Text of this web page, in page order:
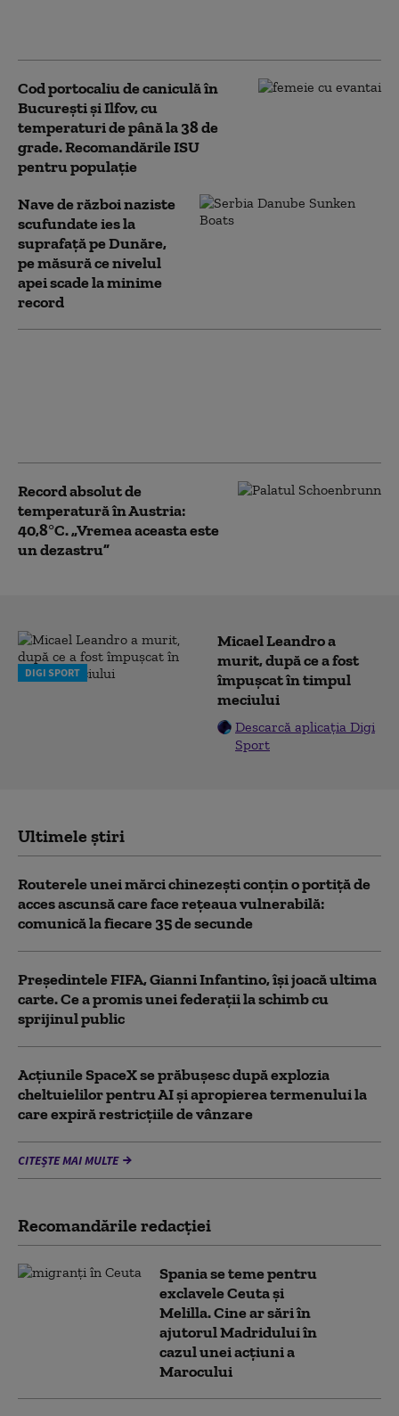
Cod portocaliu de caniculă în
București și Ilfov, cu
temperaturi de până la 38 de
grade. Recomandările ISU
pentru populație
Nave de război naziste
scufundate ies la
suprafață pe Dunăre,
pe măsură ce nivelul
apei scade la minime
record
Record absolut de
temperatură în Austria:
40,8°C. „Vremea aceasta este
un dezastru”
DIGI SPORT
Micael Leandro a
murit, după ce a fost
împușcat în timpul
meciului
Descarcă aplicația Digi
Sport
Ultimele știri
Routerele unei mărci chinezești conțin o portiță de
acces ascunsă care face rețeaua vulnerabilă:
comunică la fiecare 35 de secunde
Președintele FIFA, Gianni Infantino, îşi joacă ultima
carte. Ce a promis unei federații la schimb cu
sprijinul public
Acţiunile SpaceX se prăbuşesc după explozia
cheltuielilor pentru AI şi apropierea termenului la
care expiră restricţiile de vânzare
CITEȘTE MAI MULTE
Recomandările redacţiei
Spania se teme pentru
exclavele Ceuta și
Melilla. Cine ar sări în
ajutorul Madridului în
cazul unei acțiuni a
Marocului